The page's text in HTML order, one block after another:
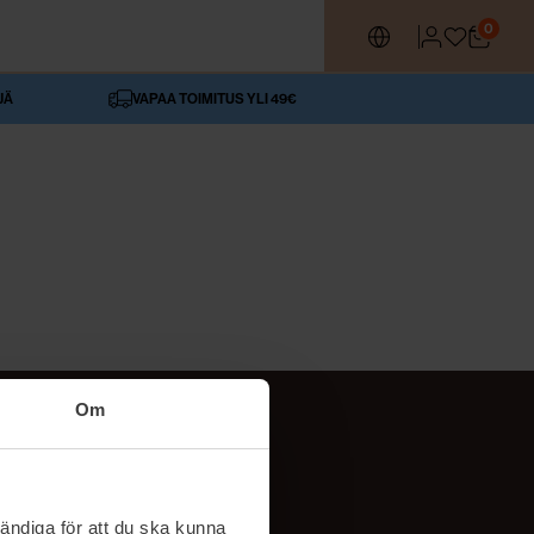
Om
för att du ska kunna
0
VAPAA TOIMITUS YLI 49€
SEURAA MEITÄ